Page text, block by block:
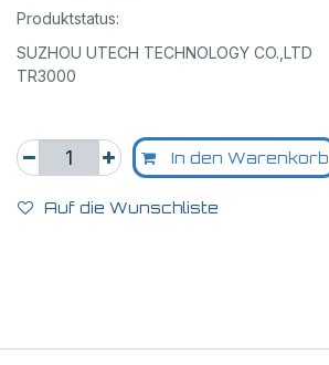
Produktstatus:
SUZHOU UTECH TECHNOLOGY CO.,LTD
TR3000
In den Warenkorb
Auf die Wunschliste